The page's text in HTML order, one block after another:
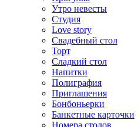
Утро невесты
Студия
Love story
Свадебный стол
Торт
Сладкий стол
Напитки
Полиграфия
Приглашения
Бонбоньерки
Банкетные карточки
Номера столов